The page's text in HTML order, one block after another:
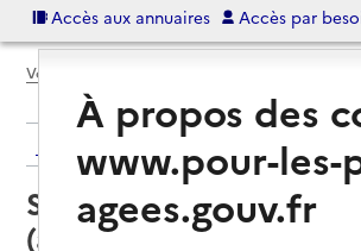
Accès aux annuaires Accès par
Voir le fil d’Ariane
Retour aux résultats de l'annuaire
Service autonomie à
(aide) – Bien dans sa
À propos des
www.pour-les-
agees.gouv.fr